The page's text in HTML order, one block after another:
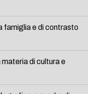
famiglia e di contrasto
di cultura e